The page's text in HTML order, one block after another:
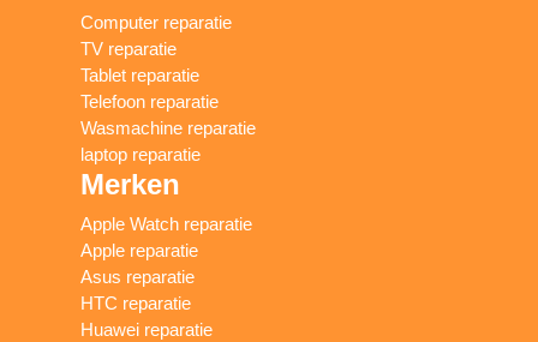
Computer reparatie
TV reparatie
Tablet reparatie
Telefoon reparatie
Wasmachine reparatie
laptop reparatie
Merken
Apple Watch reparatie
Apple reparatie
Asus reparatie
HTC reparatie
Huawei reparatie